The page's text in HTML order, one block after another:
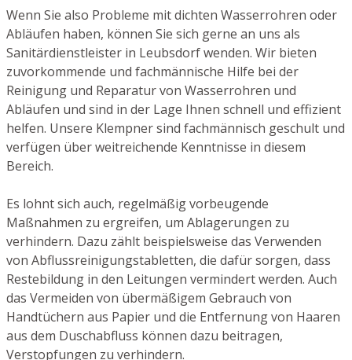
Wenn Sie also Probleme mit dichten Wasserrohren oder
Abläufen haben, können Sie sich gerne an uns als
Sanitärdienstleister in Leubsdorf wenden. Wir bieten
zuvorkommende und fachmännische Hilfe bei der
Reinigung und Reparatur von Wasserrohren und
Abläufen und sind in der Lage Ihnen schnell und effizient
helfen. Unsere Klempner sind fachmännisch geschult und
verfügen über weitreichende Kenntnisse in diesem
Bereich.
Es lohnt sich auch, regelmäßig vorbeugende
Maßnahmen zu ergreifen, um Ablagerungen zu
verhindern. Dazu zählt beispielsweise das Verwenden
von Abflussreinigungstabletten, die dafür sorgen, dass
Restebildung in den Leitungen vermindert werden. Auch
das Vermeiden von übermäßigem Gebrauch von
Handtüchern aus Papier und die Entfernung von Haaren
aus dem Duschabfluss können dazu beitragen,
Verstopfungen zu verhindern.